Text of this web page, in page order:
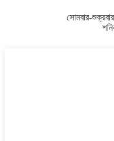
সোমবার-